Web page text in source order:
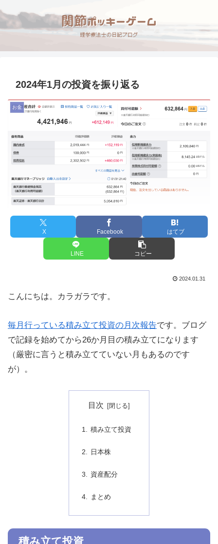
2024年1月の投資を振り返る
お金
X Facebook はてブ
LINE コピー
2024.01.31
こんにちは。カラガラです。
毎月行っている積み立て投資の月次報告です。ブログ
で記録を始めてから26か月目の積み立てになります
（厳密に言うと積み立てていない月もあるのです
が）。
目次
積み立て投資
日本株
資産配分
まとめ
積み立て投資